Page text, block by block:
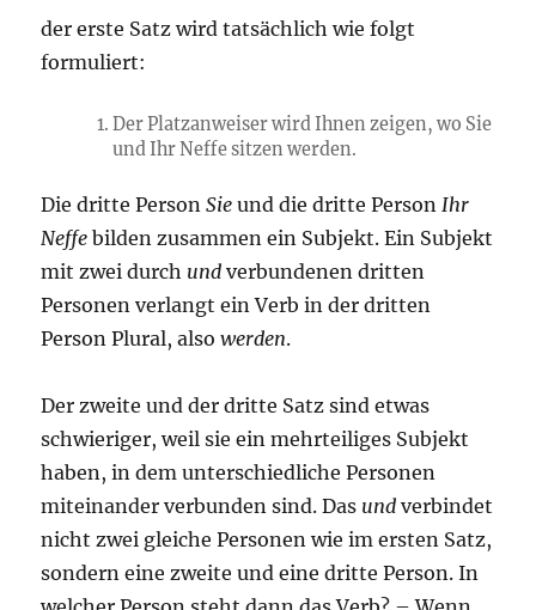
der erste Satz wird tatsächlich wie folgt
formuliert:
Der Platzanweiser wird Ihnen zeigen, wo Sie
und Ihr Neffe sitzen werden.
Die dritte PersonSie und die dritte Person Ihr
Neffe bilden zusammen ein Subjekt. Ein Subjekt
mit zwei durch und verbundenen dritten
Personen verlangt ein Verb in der dritten
Person Plural, alsowerden.
Der zweite und der dritte Satz sind etwas
schwieriger, weil sie ein mehrteiliges Subjekt
haben, in dem unterschiedliche Personen
miteinander verbunden sind. Das und verbindet
nicht zwei gleiche Personen wie im ersten Satz,
sondern eine zweite und eine dritte Person. In